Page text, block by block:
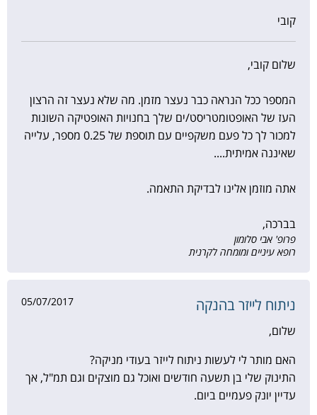
קובי
שלום קובי,
המספר ככל הנראה כבר נעצר מזמן. מה שלא נעצר זה הרצון
העז של האופטומטריסט/ים שלך בחנויות האופטיקה השונות
למכור לך כל פעם משקפיים עם תוספת של 0.25 מספר, עלייה
שאיננה אמיתית....
אתה מוזמן אלינו לבדיקת התאמה.
בברכה,
פרופ' אבי סלומון
רופא עיניים ומומחה לקרנית
ניתוח לייזר בהנקה 05/07/2017
שלום,
האם מותר לי לעשות ניתוח לייזר בעודי מניקה?
התינוק שלי בן תשעה חודשים ואוכל גם מוצקים וגם תמ"ל, אך
עדיין יונק פעמיים ביום.